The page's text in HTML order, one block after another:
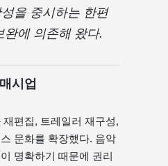
을 중시하는 한편
완에 의존해 왔다.
시업
편집, 트레일러 재구성,
문화를 확장했다. 음악
명확하기 때문에 권리